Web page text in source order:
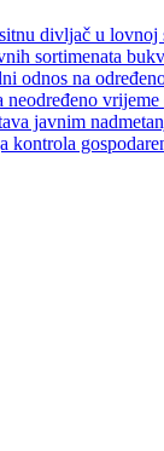
divljač u lovnoj
sortimenata
odnos na
javnim
kontrola